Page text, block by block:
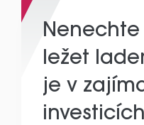
Nenechte
ležet
je v